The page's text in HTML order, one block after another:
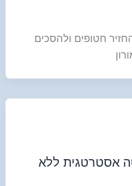
חטופים ולהסכים
אסטרטגית ללא